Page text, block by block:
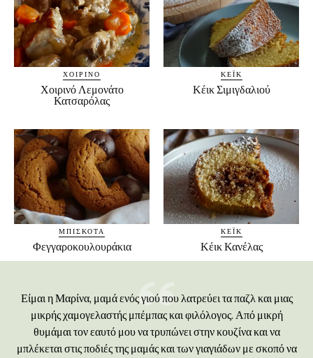
ΧΟΙΡΙΝΌ
Χοιρινό Λεμονάτο
Κατσαρόλας
ΚΈΙΚ
Κέικ Σιμιγδαλιού
ΜΠΙΣΚΌΤΑ
Φεγγαροκουλουράκια
ΚΈΙΚ
Κέικ Κανέλας
Είμαι η Μαρίνα, μαμά ενός γιού που λατρεύει τα παζλ και μιας
μικρής χαμογελαστής μπέμπας και φιλόλογος. Από μικρή
θυμάμαι τον εαυτό μου να τρυπώνει στην κουζίνα και να
μπλέκεται στις ποδιές της μαμάς και των γιαγιάδων με σκοπό να